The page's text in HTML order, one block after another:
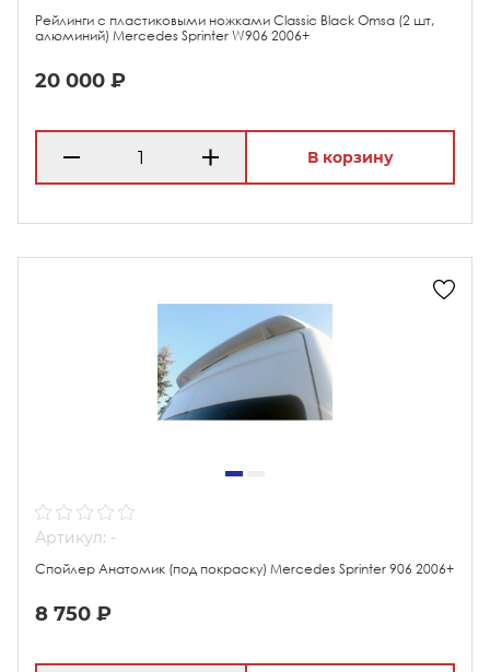
Рейлинги с пластиковыми ножками Classic Black Omsa (2 шт,
алюминий) Mercedes Sprinter W906 2006+
20 000 ₽
В корзину
Артикул: -
Спойлер Анатомик (под покраску) Merсedes Sprinter 906 2006+
8 750 ₽